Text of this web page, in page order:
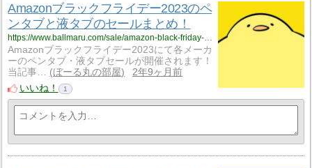
Amazonブラックフライデー2023のペ
ンタブと液タブのセールまとめ！
https://www.ballmaru.com/sale/amazon-black-friday-pentablet
Amazonブラックフライデー2023にて各メーカ
ーのペンタブ・液タブセールが開催されます！
当記事…
ぼーる丸の部屋
2年9ヶ月前
いいね！
1